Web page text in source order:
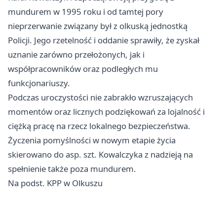
mundurem w 1995 roku i od tamtej pory
nieprzerwanie związany był z olkuską jednostką
Policji. Jego rzetelność i oddanie sprawiły, że zyskał
uznanie zarówno przełożonych, jak i
współpracowników oraz podległych mu
funkcjonariuszy.
Podczas uroczystości nie zabrakło wzruszających
momentów oraz licznych podziękowań za lojalność i
ciężką pracę na rzecz lokalnego bezpieczeństwa.
Życzenia pomyślności w nowym etapie życia
skierowano do asp. szt. Kowalczyka z nadzieją na
spełnienie także poza mundurem.
Na podst. KPP w Olkuszu